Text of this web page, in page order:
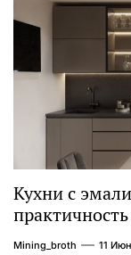
Кухни с
Mining_broth 11